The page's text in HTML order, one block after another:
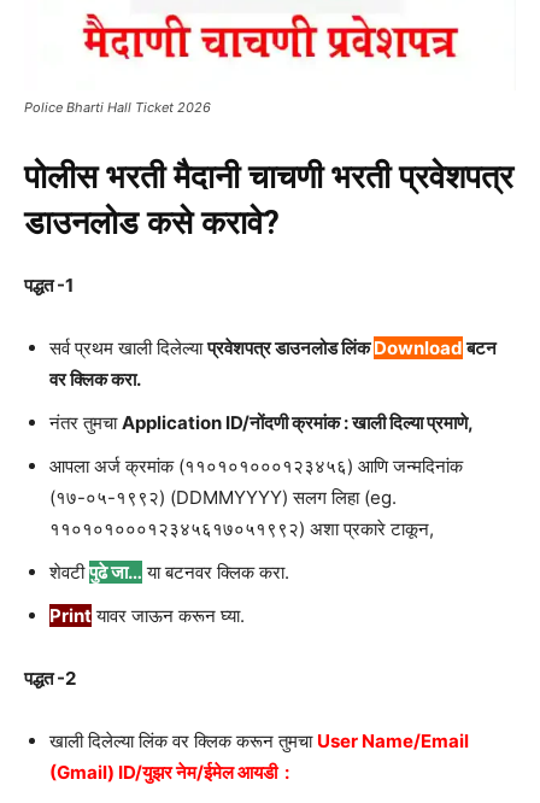
Police Bharti Hall Ticket 2026
पोलीस भरती मैदानी चाचणी भरती प्रवेशपत्र
डाउनलोडकसेकरावे?
पद्धत -1
सर्व प्रथम खाली दिलेल्याप्रवेशपत्र डाउनलोड लिंकDownloadबटन
वर क्लिक करा.
नंतर तुमचाApplication ID/नोंदणी क्रमांक : खाली दिल्या प्रमाणे,
आपला अर्ज क्रमांक (११०१०१०००१२३४५६) आणि जन्मदिनांक
(१७-०५-१९९२) (DDMMYYYY) सलग लिहा (eg.
११०१०१०००१२३४५६१७०५१९९२) अशा प्रकारे टाकून,
शेवटीपुढे जा… या बटनवर क्लिक करा.
Printयावर जाऊन करून घ्या.
पद्धत -2
खाली दिलेल्या लिंक वर क्लिक करून तुमचा User Name/Email
(Gmail) ID/युझर नेम/ईमेल आयडी :